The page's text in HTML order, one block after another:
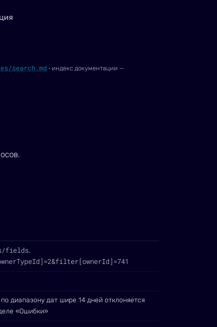
search.md · индекс документации —
fields.
диапазону дат шире 14 дней отклоняется
«Ошибки»